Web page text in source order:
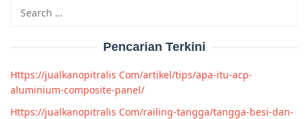
for:
Pencarian Terkini
Https://jualkanopitralis Com/artikel/tips/apa-itu-acp-
aluminium-composite-panel/
Https://jualkanopitralis Com/railing-tangga/tangga-besi-dan-